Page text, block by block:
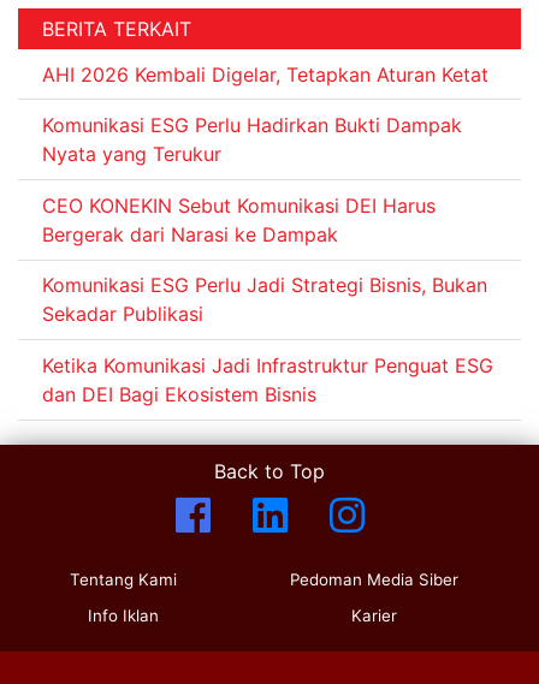
BERITA TERKAIT
AHI 2026 Kembali Digelar, Tetapkan Aturan Ketat
Komunikasi ESG Perlu Hadirkan Bukti Dampak
Nyata yang Terukur
CEO KONEKIN Sebut Komunikasi DEI Harus
Bergerak dari Narasi ke Dampak
Komunikasi ESG Perlu Jadi Strategi Bisnis, Bukan
Sekadar Publikasi
Ketika Komunikasi Jadi Infrastruktur Penguat ESG
dan DEI Bagi Ekosistem Bisnis
Back to Top
Tentang Kami
Info Iklan
Pedoman Media Siber
Karier